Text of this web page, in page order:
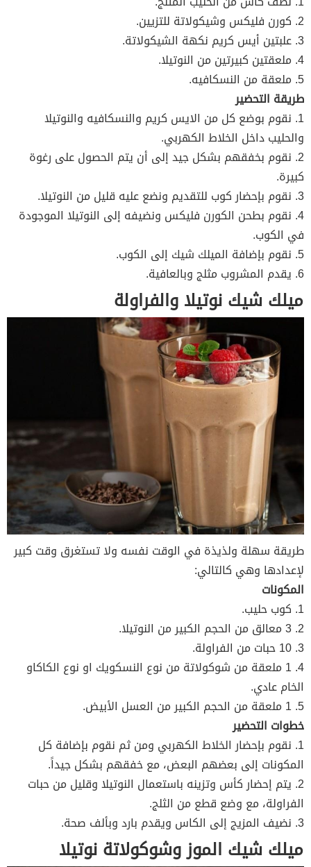
2. كورن فليكس وشيكولاتة للتزيين.
3. علبتين أيس كريم نكهة الشيكولاتة.
4. ملعقتين كبيرتين من النوتيلا.
5. ملعقة من النسكافيه.
طريقة التحضير
1. نقوم بوضع كل من الايس كريم والنسكافيه والنوتيلا
والحليب داخل الخلاط الكهربي.
2. نقوم بخفقهم بشكل جيد إلى أن يتم الحصول على رغوة
كبيرة.
3. نقوم بإحضار كوب للتقديم ونضع عليه قليل من النوتيلا.
4. نقوم بطحن الكورن فليكس ونضيفه إلى النوتيلا الموجودة
في الكوب.
5. نقوم بإضافة الميلك شيك إلى الكوب.
6. يقدم المشروب مثلج وبالعافية.
ميلك شيك نوتيلا والفراولة
طريقة سهلة ولذيذة في الوقت نفسه ولا تستغرق وقت كبير
لإعدادها وهي كالتالي:
المكونات
1. كوب حليب.
2. 3 معالق من الحجم الكبير من النوتيلا.
3. 10 حبات من الفراولة.
4. 1 ملعقة من شوكولاتة من نوع النسكويك او نوع الكاكاو
الخام عادي.
5. 1 ملعقة من الحجم الكبير من العسل الأبيض.
خطوات التحضير
1. نقوم بإحضار الخلاط الكهربي ومن ثم نقوم بإضافة كل
المكونات إلى بعضهم البعض، مع خفقهم بشكل جيداً.
2. يتم إحضار كأس وتزينه باستعمال النوتيلا وقليل من حبات
الفراولة، مع وضع قطع من الثلج.
3. نضيف المزيج إلى الكاس ويقدم بارد وبألف صحة.
ميلك شيك الموز وشوكولاتة نوتيلا